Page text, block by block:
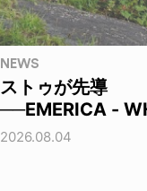
NEWS
ストゥが先導
──EMERICA -
2026.08.04